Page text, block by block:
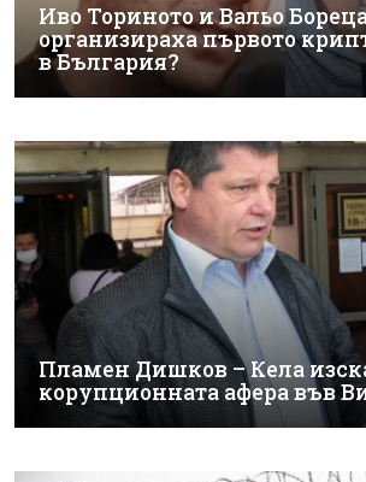
Иво Ториното и Вальо
организираха първото
в България?
Пламен Дишков – Кела
корупционната афера във